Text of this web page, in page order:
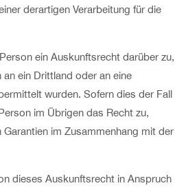
derartigen Verarbeitung für die
ein Auskunftsrecht darüber zu,
ein Drittland oder an eine
wurden. Sofern dies der Fall
im Übrigen das Recht zu,
im Zusammenhang mit der
dieses Auskunftsrecht in Anspruch